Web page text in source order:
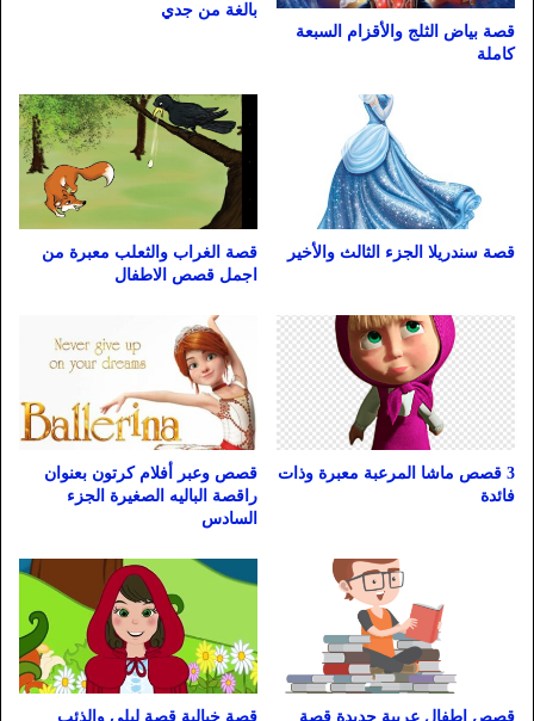
قصة بياض الثلج والأقزام السبعة
كاملة
بالغة من جدي
قصة سندريلا الجزء الثالث والأخير
قصة الغراب والثعلب معبرة من
اجمل قصص الاطفال
3 قصص ماشا المرعبة معبرة وذات
فائدة
قصص وعبر أفلام كرتون بعنوان
راقصة الباليه الصغيرة الجزء
السادس
قصص اطفال عربية جديدة قصة قصة خيالية قصة ليلى والذئب